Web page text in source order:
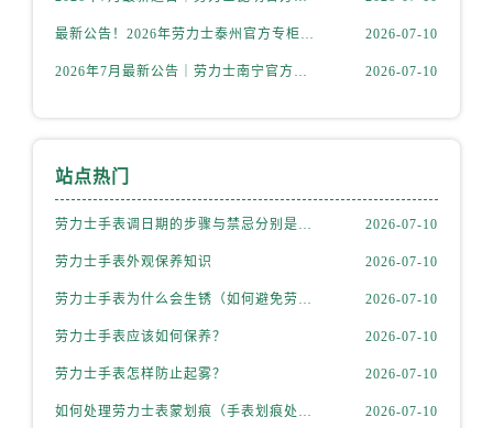
内蒙古自治区乌海市海勃湾区人民南路售后服务中心（需提前预约）
最新公告！2026年劳力士泰州官方专柜客户服务热线，一键核验 2026-07-10
2026年7月最新公告｜劳力士南宁官方专柜客户服务热线攻略，专柜信息全面整合 2026-07-10
站点热门
劳力士手表调日期的步骤与禁忌分别是什么？ 2026-07-10
劳力士手表外观保养知识 2026-07-10
劳力士手表为什么会生锈（如何避免劳力士生锈？） 2026-07-10
劳力士手表应该如何保养？ 2026-07-10
劳力士手表怎样防止起雾？ 2026-07-10
如何处理劳力士表蒙划痕（手表划痕处理小技巧） 2026-07-10